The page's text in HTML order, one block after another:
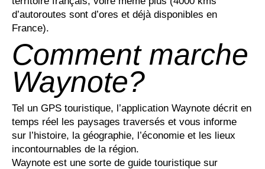
d’autoroutes sont d’ores et déjà disponibles en
France).
Comment marche
Waynote?
Tel un GPS touristique, l’application Waynote décrit en
temps réel les paysages traversés et vous informe
sur l’histoire, la géographie, l’économie et les lieux
incontournables de la région.
Waynote est une sorte de guide touristique sur